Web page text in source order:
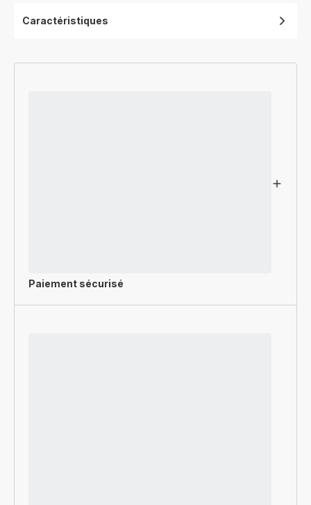
Caractéristiques
Paiement sécurisé